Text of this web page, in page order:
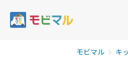
モビマル キ